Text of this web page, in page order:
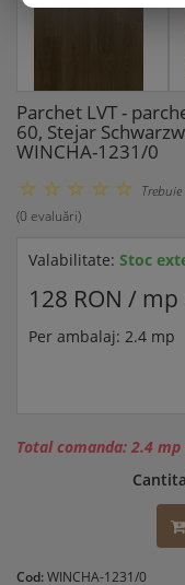
Parchet LVT -
60, Stejar
WINCHA-1231/0
(0 evaluări)
Valabilitate: Stoc
128 RON / mp
Per ambalaj: 2.4 mp
Total comanda: 2.4 mp
Cod:WINCHA-1231/0